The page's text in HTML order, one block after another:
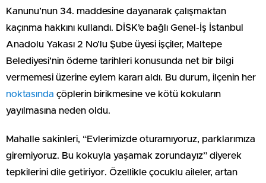
Kanunu’nun 34. maddesine dayanarak çalışmaktan
kaçınma hakkını kullandı. DİSK’e bağlı Genel-İş İstanbul
Anadolu Yakası 2 No’lu Şube üyesi işçiler, Maltepe
Belediyesi’nin ödeme tarihleri konusunda net bir bilgi
vermemesi üzerine eylem kararı aldı. Bu durum, ilçenin her
noktasında çöplerin birikmesine ve kötü kokuların
yayılmasına neden oldu.
Mahalle sakinleri, “Evlerimizde oturamıyoruz, parklarımıza
giremiyoruz. Bu kokuyla yaşamak zorundayız” diyerek
tepkilerini dile getiriyor. Özellikle çocuklu aileler, artan